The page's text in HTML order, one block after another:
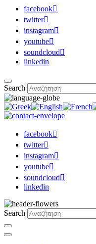
facebook
twitter
instagram
youtube
soundcloud
linkedin
Search
facebook
twitter
instagram
youtube
soundcloud
linkedin
Search